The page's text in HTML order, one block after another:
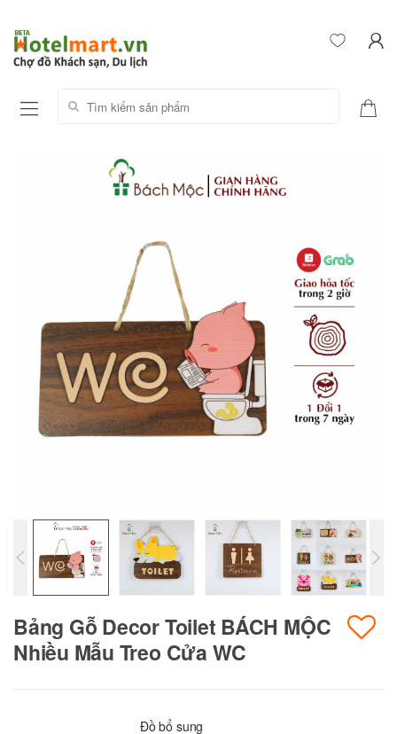
Tìm kiếm sản phẩm:
Bảng Gỗ Decor Toilet BÁCH MỘC
Nhiều Mẫu Treo Cửa WC
Đồ bổ sung